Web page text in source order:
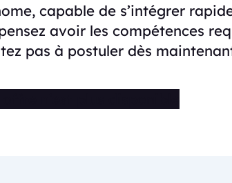
capable de s’intégrer
avoir les compétences
pas à postuler dès